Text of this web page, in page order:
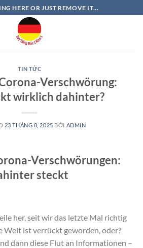
HERE OR JUST REMOVE IT...
TIN TỨC
Verschwörung:
wirklich dahinter?
23 THÁNG 8, 2025 BỞI ADMIN
Verschwörungen:
steckt
her, seit wir das letzte Mal richtig
Welt ist verrückt geworden, oder?
dann diese Flut an Informationen –